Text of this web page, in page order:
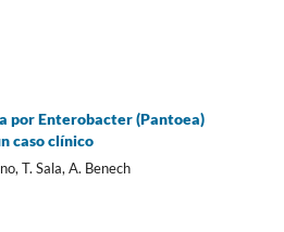
por Enterobacter (Pantoea)
caso clínico
T. Sala, A. Benech